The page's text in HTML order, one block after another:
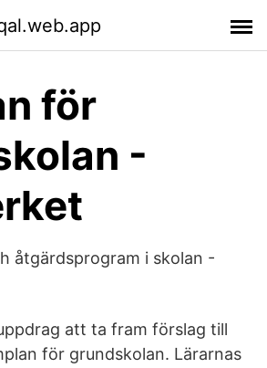
för
-
åtgärdsprogram i skolan -
att ta fram förslag till
för grundskolan. Lärarnas